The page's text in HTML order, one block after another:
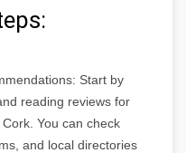
Start by
reading reviews for
You can check
and local directories